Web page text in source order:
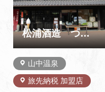
める鶴ケ滝が最も美しく、
しぶきをあげる二筋の滝の
様は、鶴の足のようである
とから滝の…
松浦酒造 つくしや
山中温泉
旅先納税 加盟店